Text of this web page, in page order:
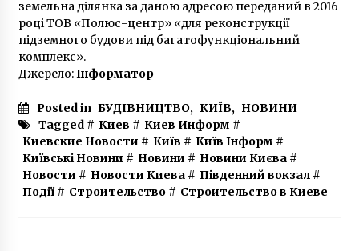
6 років ago
земельна ділянка за даною адресою переданий в 2016
році ТОВ «Полюс-центр» «для реконструкції
підземного будови під багатофункціональний
комплекс».
Джерело:Інформатор
Posted in БУДІВНИЦТВО, КИЇВ, НОВИНИ
Tagged # Киев # Киев Информ #
Киевские Новости # Київ # Київ Інформ #
Київські Новини # Новини # Новини Києва#
Новости # Новости Киева# Південний вокзал#
Події# Строительство# Строительство в Киеве